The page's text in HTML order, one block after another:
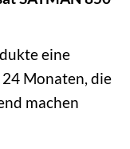
eine
Monaten, die
machen